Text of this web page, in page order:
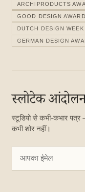
ARCHIPRODUCTS
GOOD DESIGN AWARD
DUTCH DESIGN
GERMAN DESIGN
स्लोटेक
स्टूडियो से कभी-कभार पत्र
कभी शोर नहीं।